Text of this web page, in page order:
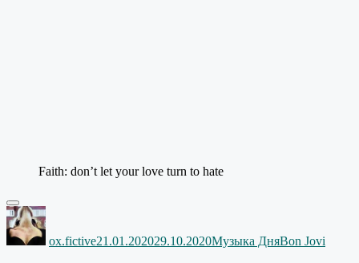
Faith: don’t let your love turn to hate
Автор
ox.fictive21.01.202029.10.2020Музыка ДняBon Jovi